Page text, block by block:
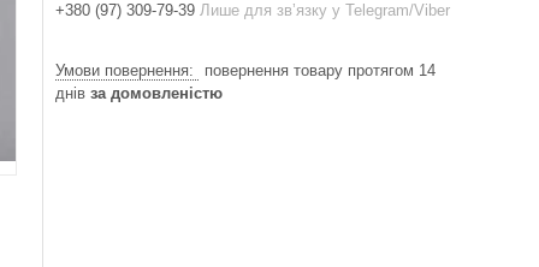
+380 (97) 309-79-39 Лише для звʼязку у Telegram/Viber
повернення товару протягом 14
днів за домовленістю